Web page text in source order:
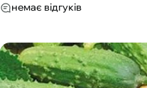
немає відгуків